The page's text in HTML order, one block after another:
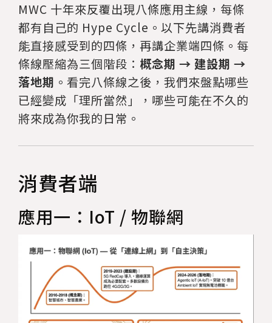
MWC 十年來反覆出現八條應用主線，每條
都有自己的 Hype Cycle。以下先講消費者
能直接感受到的四條，再講企業端四條。每
條線壓縮為三個階段： 概念期 → 建設期 →
落地期 。看完八條線之後，我們來盤點哪些
已經變成「理所當然」，哪些可能在不久的
將來成為你我的日常。
消費者端
應用一：IoT / 物聯網